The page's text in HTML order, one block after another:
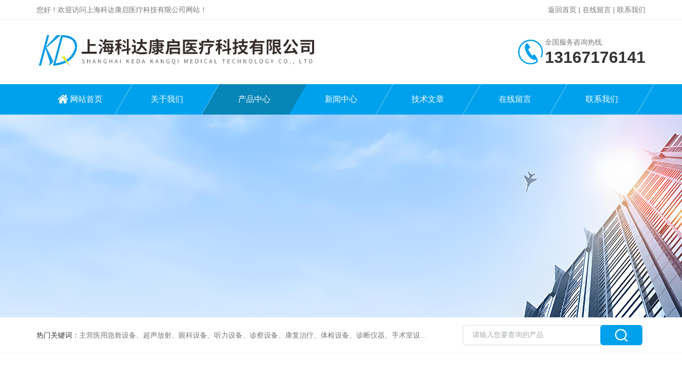
您好！欢迎访问上海科达康启医疗科技有限公司网站！ 返回首页 | 在线留言 | 联系我们
全国服务咨询热线:
13167176141
网站首页 关于我们 产品中心 新闻中心 技术文章 在线留言 联系我们
热门关键词： 主营医用急救设备、超声放射、眼科设备、听力设备、诊察设备、康复治疗、体检设备、诊断仪器、手术室设备急救室、监护设备诊疗室等医疗设备。